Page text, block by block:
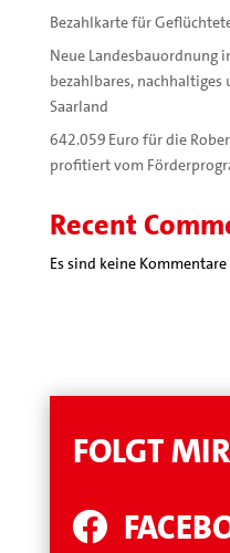
Bezahlkarte für
Neue Landesbauordnung
bezahlbares,
Saarland
642.059 Euro für die
profitiert vom
Recent
Es sind keine
FOLGT
